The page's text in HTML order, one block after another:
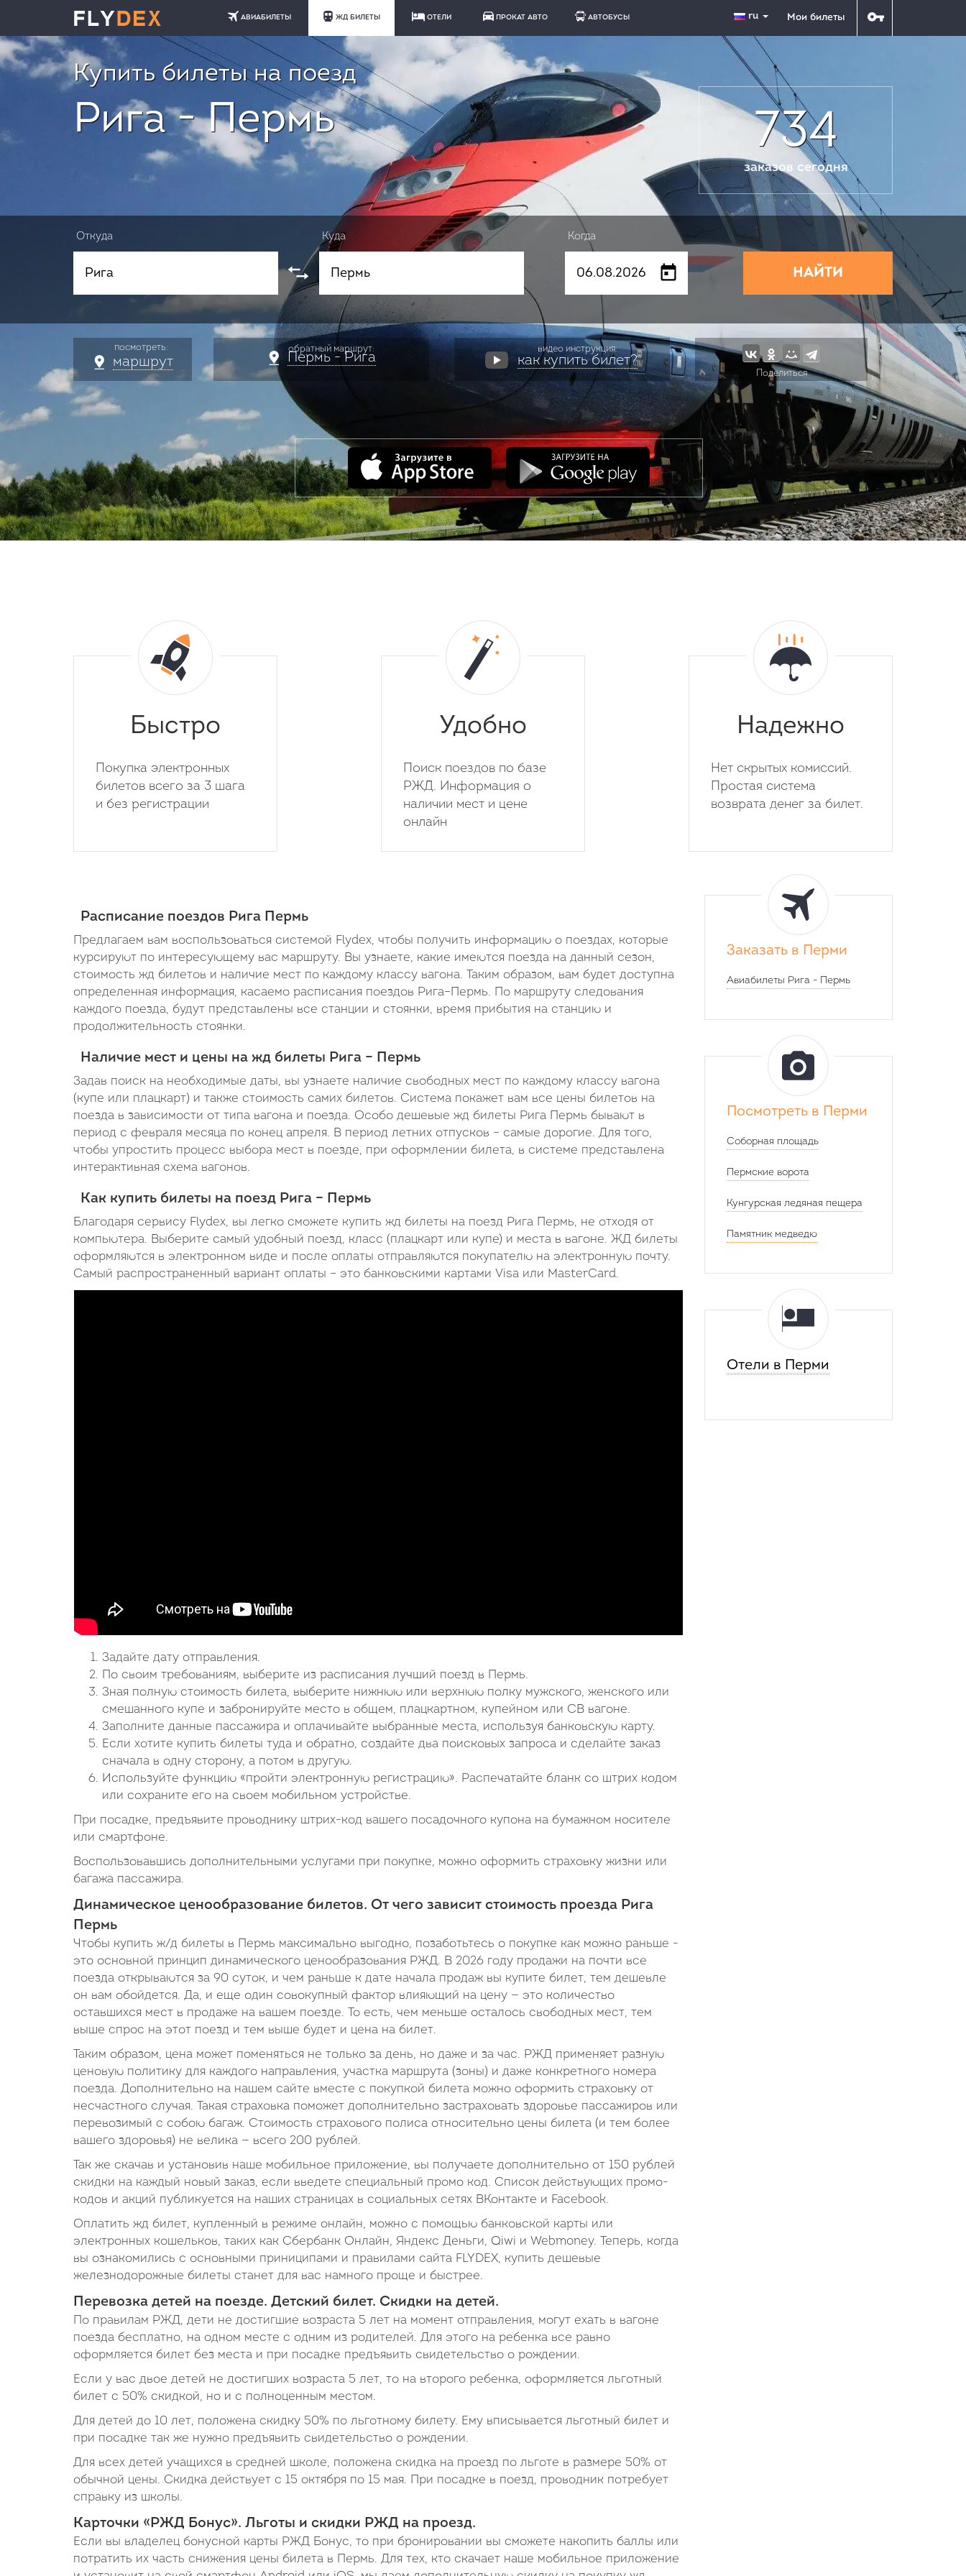
АВИАБИЛЕТЫ ЖД БИЛЕТЫ ОТЕЛИ ПРОКАТ АВТО АВТОБУСЫ ru Мои билеты
Купить билеты на поезд
Рига - Пермь 734
заказов сегодня
Откуда Куда Когда
НАЙТИ
посмотреть:
маршрут
обратный маршрут:
Пермь - Рига
видео инструкция:
как купить билет?
Поделиться
Быстро
Покупка электронных
билетов всего за 3 шага
и без регистрации
Удобно
Поиск поездов по базе
РЖД. Информация о
наличии мест и цене
онлайн
Надежно
Нет скрытых комиссий.
Простая система
возврата денег за билет.
Расписание поездов Рига Пермь
Предлагаем вам воспользоваться системой Flydex, чтобы получить информацию о поездах, которые
курсируют по интересующему вас маршруту. Вы узнаете, какие имеются поезда на данный сезон,
стоимость жд билетов и наличие мест по каждому классу вагона. Таким образом, вам будет доступна
определенная информация, касаемо расписания поездов Рига–Пермь. По маршруту следования
каждого поезда, будут представлены все станции и стоянки, время прибытия на станцию и
продолжительность стоянки.
Наличие мест и цены на жд билеты Рига – Пермь
Задав поиск на необходимые даты, вы узнаете наличие свободных мест по каждому классу вагона
(купе или плацкарт) и также стоимость самих билетов. Система покажет вам все цены билетов на
поезда в зависимости от типа вагона и поезда. Особо дешевые жд билеты Рига Пермь бывают в
период с февраля месяца по конец апреля. В период летних отпусков – самые дорогие. Для того,
чтобы упростить процесс выбора мест в поезде, при оформлении билета, в системе представлена
интерактивная схема вагонов.
Как купить билеты на поезд Рига – Пермь
Благодаря сервису Flydex, вы легко сможете купить жд билеты на поезд Рига Пермь, не отходя от
компьютера. Выберите самый удобный поезд, класс (плацкарт или купе) и места в вагоне. ЖД билеты
оформляются в электронном виде и после оплаты отправляются покупателю на электронную почту.
Самый распространенный вариант оплаты – это банковскими картами Visa или MasterCard.
Задайте дату отправления.
По своим требованиям, выберите из расписания лучший поезд в Пермь.
Зная полную стоимость билета, выберите нижнюю или верхнюю полку мужского, женского или
смешанного купе и забронируйте место в общем, плацкартном, купейном или СВ вагоне.
Заполните данные пассажира и оплачивайте выбранные места, используя банковскую карту.
Если хотите купить билеты туда и обратно, создайте два поисковых запроса и сделайте заказ
сначала в одну сторону, а потом в другую.
Используйте функцию «пройти электронную регистрацию». Распечатайте бланк со штрих кодом
или сохраните его на своем мобильном устройстве.
При посадке, предъявите проводнику штрих-код вашего посадочного купона на бумажном носителе
или смартфоне.
Воспользовавшись дополнительными услугами при покупке, можно оформить страховку жизни или
багажа пассажира.
Динамическое ценообразование билетов. От чего зависит стоимость проезда Рига
Пермь
Чтобы купить ж/д билеты в Пермь максимально выгодно, позаботьтесь о покупке как можно раньше -
это основной принцип динамического ценообразования РЖД. В 2026 году продажи на почти все
поезда открываются за 90 суток, и чем раньше к дате начала продаж вы купите билет, тем дешевле
он вам обойдется. Да, и еще один совокупный фактор влияющий на цену — это количество
оставшихся мест в продаже на вашем поезде. То есть, чем меньше осталось свободных мест, тем
выше спрос на этот поезд и тем выше будет и цена на билет.
Таким образом, цена может поменяться не только за день, но даже и за час. РЖД применяет разную
ценовую политику для каждого направления, участка маршрута (зоны) и даже конкретного номера
поезда. Дополнительно на нашем сайте вместе с покупкой билета можно оформить страховку от
несчастного случая. Такая страховка поможет дополнительно застраховать здоровье пассажиров или
перевозимый с собою багаж. Стоимость страхового полиса относительно цены билета (и тем более
вашего здоровья) не велика — всего 200 рублей.
Так же скачав и установив наше мобильное приложение, вы получаете дополнительно от 150 рублей
скидки на каждый новый заказ, если введете специальный промо код. Список действующих промо-
кодов и акций публикуется на наших страницах в социальных сетях ВКонтакте и Facebook.
Оплатить жд билет, купленный в режиме онлайн, можно с помощью банковской карты или
электронных кошельков, таких как Сбербанк Онлайн, Яндекс Деньги, Qiwi и Webmoney. Теперь, когда
вы ознакомились с основными приниципами и правилами сайта FLYDEX, купить дешевые
железнодорожные билеты станет для вас намного проще и быстрее.
Перевозка детей на поезде. Детский билет. Скидки на детей.
По правилам РЖД, дети не достигшие возраста 5 лет на момент отправления, могут ехать в вагоне
поезда бесплатно, на одном месте с одним из родителей. Для этого на ребенка все равно
оформляется билет без места и при посадке предъявить свидетельство о рождении.
Если у вас двое детей не достигших возраста 5 лет, то на второго ребенка, оформляется льготный
билет с 50% скидкой, но и с полноценным местом.
Для детей до 10 лет, положена скидку 50% по льготному билету. Ему вписывается льготный билет и
при посадке так же нужно предъявить свидетельство о рождении.
Для всех детей учащихся в средней школе, положена скидка на проезд по льготе в размере 50% от
обычной цены. Скидка действует с 15 октября по 15 мая. При посадке в поезд, проводник потребует
справку из школы.
Карточки «РЖД Бонус». Льготы и скидки РЖД на проезд.
Если вы владелец бонусной карты РЖД Бонус, то при бронировании вы сможете накопить баллы или
потратить их часть снижения цены билета в Пермь. Для тех, кто скачает наше мобильное приложение
Заказать в Перми
Авиабилеты Рига - Пермь
Посмотреть в Перми
Соборная площадь
Пермские ворота
Кунгурская ледяная пещера
Памятник медведю
Отели в Перми